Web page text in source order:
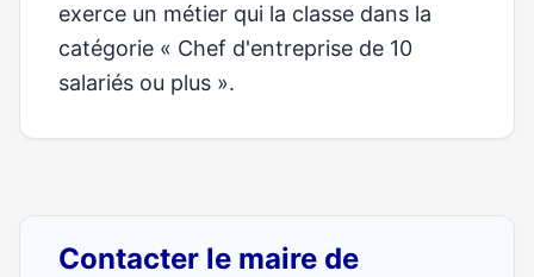
exerce un métier qui la classe dans la
catégorie « Chef d'entreprise de 10
salariés ou plus ».
Contacter le maire de